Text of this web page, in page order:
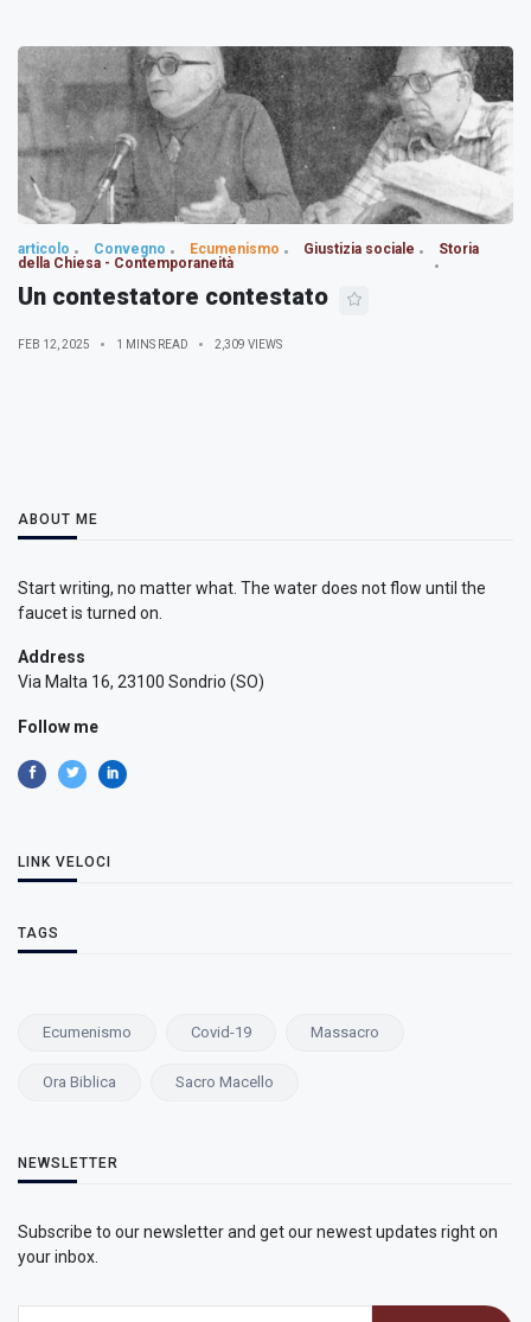
articolo Convegno Ecumenismo Giustizia sociale
Storia
della Chiesa - Contemporaneità
Un contestatore contestato
FEB 12, 2025 1 MINS READ 2,309 VIEWS
ABOUT ME
Start writing, no matter what. The water does not flow until the
faucet is turned on.
Address
Via Malta 16, 23100 Sondrio (SO)
Follow me
LINK VELOCI
TAGS
Ecumenismo Covid-19 Massacro
Ora Biblica Sacro Macello
NEWSLETTER
Subscribe to our newsletter and get our newest updates right on
your inbox.